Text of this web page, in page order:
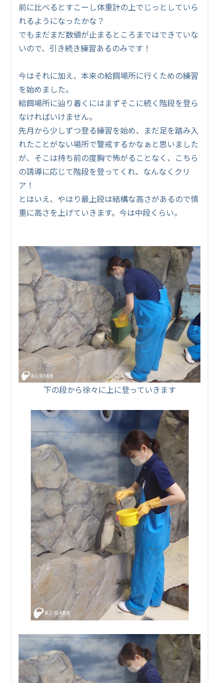
前に比べるとすこーし体重計の上でじっとしていら
れるようになったかな？
でもまだまだ数値が止まるところまではできていな
いので、引き続き練習あるのみです！
今はそれに加え、本来の給餌場所に行くための練習
を始めました。
給餌場所に辿り着くにはまずそこに続く階段を登ら
なければいけません。
先月から少しずつ登る練習を始め、まだ足を踏み入
れたことがない場所で警戒するかなぁと思いました
が、そこは持ち前の度胸で怖がることなく、こちら
の誘導に応じて階段を登ってくれ、なんなくクリ
ア！
とはいえ、やはり最上段は結構な高さがあるので慎
重に高さを上げていきます。今は中段くらい。
下の段から徐々に上に登っていきます